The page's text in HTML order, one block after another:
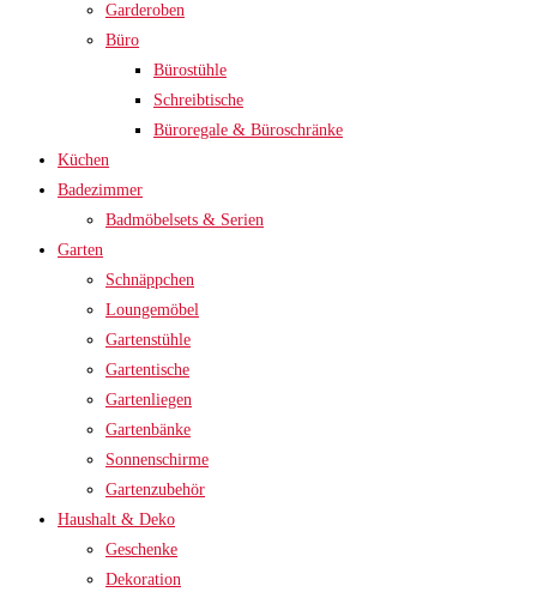
Garderoben
Büro
Bürostühle
Schreibtische
Büroregale & Büroschränke
Küchen
Badezimmer
Badmöbelsets & Serien
Garten
Schnäppchen
Loungemöbel
Gartenstühle
Gartentische
Gartenliegen
Gartenbänke
Sonnenschirme
Gartenzubehör
Haushalt & Deko
Geschenke
Dekoration